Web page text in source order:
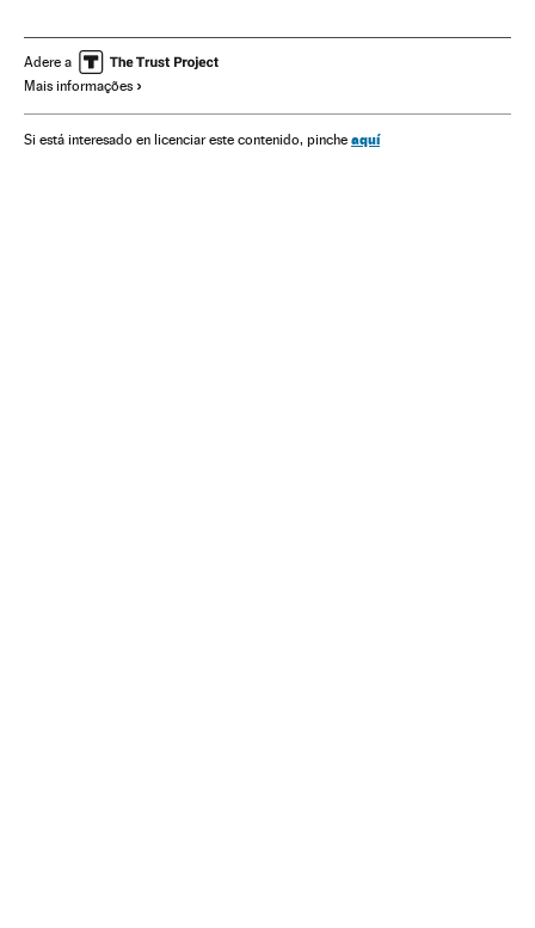
Disidentes FARC Narcotráfico
Conflicto Colombia
Gobierno Colombia Processo paz
Adere a
Mais informações
Si está interesado en licenciar este contenido, pinche aquí